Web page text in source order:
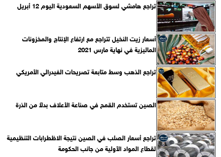
تراجع هامشي لسوق الأسهم السعودية اليوم 12 أبريل
أسعار زيت النخيل تتراجع مع ارتفاع الإنتاج والمخزونات
الماليزية في نهاية مارس 2021
تراجع الذهب وسط متابعة تصريحات الفيدرالي الأمريكي
الصين تستخدم القمح في صناعة الأعلاف بدلاً من الذرة
تراجع أسعار الصلب في الصين نتيجة الاظطرابات التنظيمية
لقطاع المواد الأولية من جانب الحكومة